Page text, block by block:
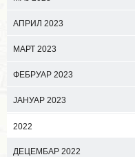
АПРИЛ 2023
МАРТ 2023
ФЕБРУАР 2023
ЈАНУАР 2023
2022
ДЕЦЕМБАР 2022